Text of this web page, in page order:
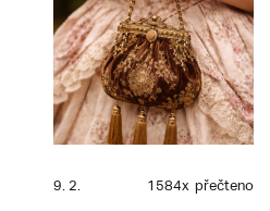
9. 2. 1584x přečteno